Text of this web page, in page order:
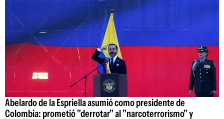
Abelardo de la Espriella asumió como presidente de
Colombia: prometió "derrotar" al "narcoterrorismo" y